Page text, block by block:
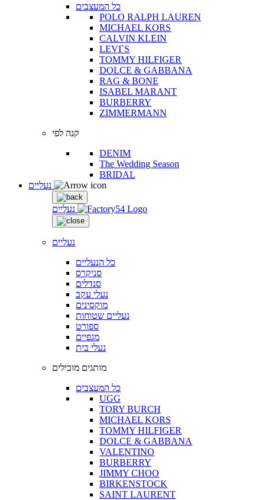
כל המעצבים
POLO RALPH LAUREN
MICHAEL KORS
CALVIN KLEIN
LEVI`S
TOMMY HILFIGER
DOLCE & GABBANA
RAG & BONE
ISABEL MARANT
BURBERRY
ZIMMERMANN
קנה לפי
DENIM
The Wedding Season
BRIDAL
נעליים
נעליים
כל הנעליים
סניקרס
סנדלים
נעלי עקב
מוקסינים
נעליים שטוחות
ספורט
מגפיים
נעלי בית
מותגים מובילים
כל המעצבים
UGG
TORY BURCH
MICHAEL KORS
TOMMY HILFIGER
DOLCE & GABBANA
VALENTINO
BURBERRY
JIMMY CHOO
BIRKENSTOCK
SAINT LAURENT